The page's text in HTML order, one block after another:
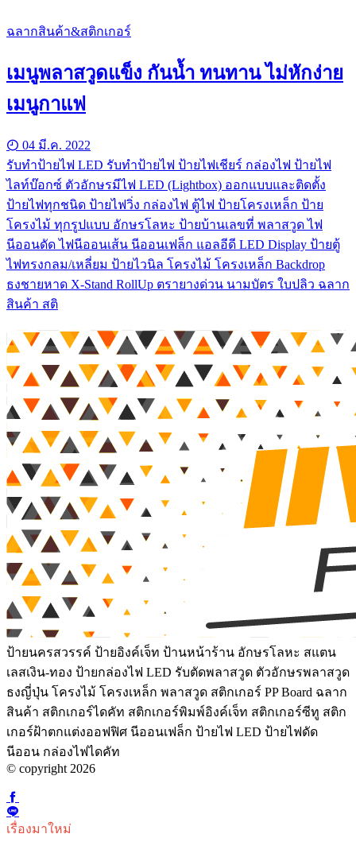
ฉลากสินค้า&สติกเกอร์
เมนูพลาสวูดแข็ง กันน้ำ ทนทาน ไม่หักง่าย
เมนูกาแฟ
04 มี.ค. 2022
รับทําป้ายไฟ LED รับทำป้ายไฟ ป้ายไฟเชียร์ กล่องไฟ ป้ายไฟ
ไลท์บ๊อกซ์ ตัวอักษรมีไฟ LED (Lightbox) ออกแบบและติดตั้ง
ป้ายไฟทุกชนิด ป้ายไฟวิ่ง กล่องไฟ ตู้ไฟ ป้ายโครงเหล็ก ป้าย
โครงไม้ ทุกรูปแบบ อักษรโลหะ ป้ายบ้านเลขที่ พลาสวูด ไฟ
นีออนดัด ไฟนีออนเส้น นีออนเฟล็ก แอลอีดี LED Display ป้ายตู้
ไฟทรงกลม/เหลี่ยม ป้ายไวนิล โครงไม้ โครงเหล็ก Backdrop
ธงชายหาด X-Stand RollUp ตรายางด่วน นามบัตร ใบปลิว ฉลาก
สินค้า สติ
ป้ายนครสวรรค์ ป้ายอิงค์เจ็ท ป้านหน้าร้าน อักษรโลหะ สแตน
เลสเงิน-ทอง ป้ายกล่องไฟ LED รับตัดพลาสวูด ตัวอักษรพลาสวูด
ธงญี่ปุ่น โครงไม้ โครงเหล็ก พลาสวูด สติกเกอร์ PP Board ฉลาก
สินค้า สติกเกอร์ไดคัท สติกเกอร์พิมพ์อิงค์เจ็ท สติกเกอร์ซีทู สติก
เกอร์ฝ้าตกแต่งออฟฟิศ นีออนเฟล็ก ป้ายไฟ LED ป้ายไฟดัด
นีออน กล่องไฟไดคัท
© copyright 2026
เรื่องมาใหม่